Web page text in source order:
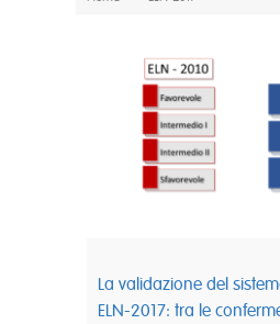
La validazione del
ELN-2017: tra le